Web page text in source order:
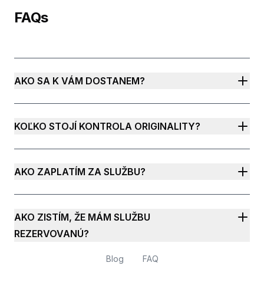
FAQs
AKO SA K VÁM DOSTANEM?
KOĽKO STOJÍ KONTROLA ORIGINALITY?
AKO ZAPLATÍM ZA SLUŽBU?
AKO ZISTÍM, ŽE MÁM SLUŽBU
REZERVOVANÚ?
Blog FAQ